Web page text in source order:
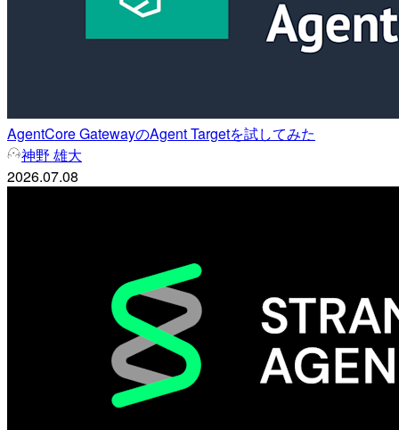
AgentCore GatewayのAgent Targetを試してみた
神野 雄大
2026.07.08